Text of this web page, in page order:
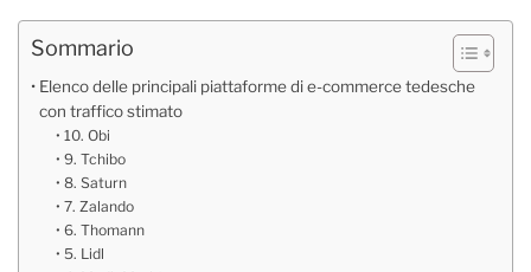
Sommario
Elenco delle principali piattaforme di e-commerce tedesche
con traffico stimato
10. Obi
9. Tchibo
8. Saturn
7. Zalando
6. Thomann
5. Lidl